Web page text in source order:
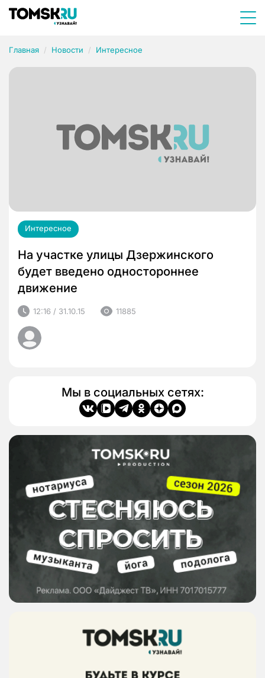
Главная Новости Интересное
Интересное
На участке улицы Дзержинского
будет введено одностороннее
движение
12:16 / 31.10.15 11885
Мы в социальных сетях: